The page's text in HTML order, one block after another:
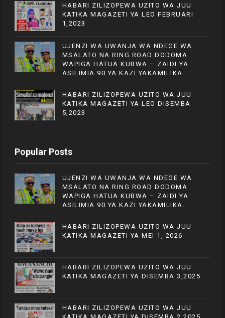
HABARI ZILIZOPEWA UZITO WA JUU
KATIKA MAGAZETI YA LEO FEBRUARI
1,2023
UJENZI WA UWANJA WA NDEGE WA
MSALATO NA RING ROAD DODOMA
WAPIGA HATUA KUBWA – ZAIDI YA
ASILIMIA 90 YA KAZI YAKAMILIKA.
HABARI ZILIZOPEWA UZITO WA JUU
KATIKA MAGAZETI YA LEO DISEMBA
5,2023
Popular Posts
UJENZI WA UWANJA WA NDEGE WA
MSALATO NA RING ROAD DODOMA
WAPIGA HATUA KUBWA – ZAIDI YA
ASILIMIA 90 YA KAZI YAKAMILIKA.
HABARI ZILIZOPEWA UZITO WA JUU
KATIKA MAGAZETI YA MEI 1, 2026
HABARI ZILIZOPEWA UZITO WA JUU
KATIKA MAGAZETI YA DISEMBA 3,2025
HABARI ZILIZOPEWA UZITO WA JUU